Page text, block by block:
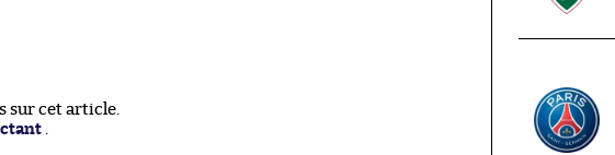
sur cet article.